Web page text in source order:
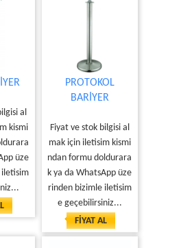
al
kismi
üze
PROTOKOL
BARİYER
Fiyat ve stok bilgisi al
mak için iletisim kismi
ndan formu doldurara
k ya da WhatsApp üze
rinden bizimle iletisim
e geçebilirsiniz...
FİYAT AL